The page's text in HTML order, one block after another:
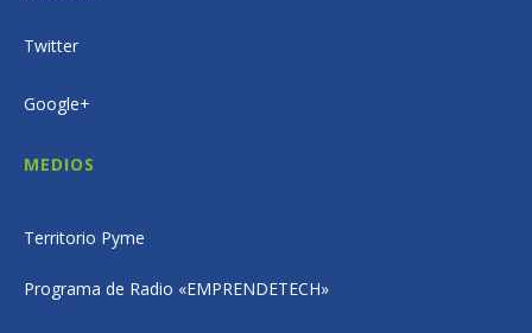
Twitter
Google+
MEDIOS
Territorio Pyme
Programa de Radio «EMPRENDETECH»